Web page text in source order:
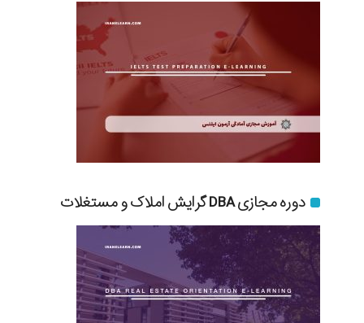
دوره مجازی DBA گرایش املاک و مستغلات